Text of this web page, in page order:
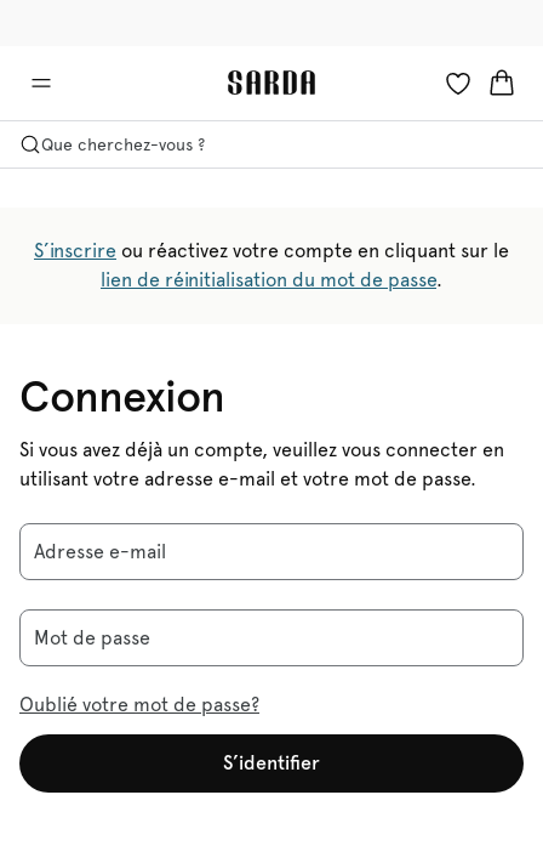
Que cherchez-vous ?
S’inscrire ou réactivez votre compte en cliquant sur le
lien de réinitialisation du mot de passe.
Connexion
Si vous avez déjà un compte, veuillez vous connecter en
utilisant votre adresse e-mail et votre mot de passe.
Adresse e-mail
Mot de passe
Oublié votre mot de passe?
S’identifier